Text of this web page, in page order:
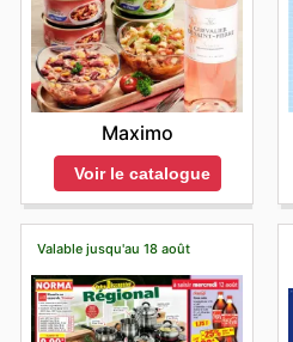
Maximo
Voir le catalogue
Valable jusqu'au 18 août